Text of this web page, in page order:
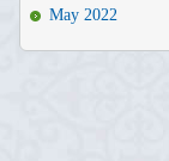
May 2022